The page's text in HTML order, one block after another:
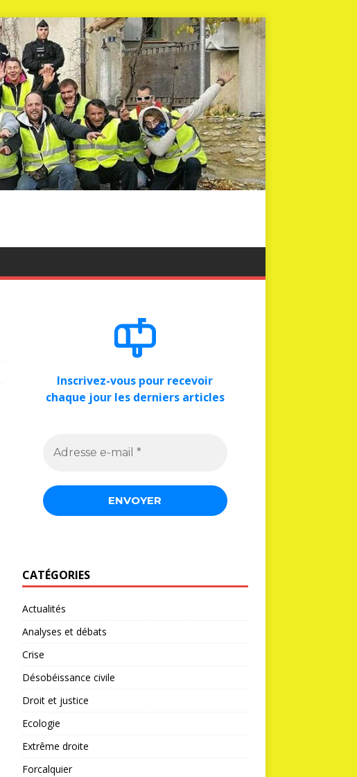
Inscrivez-vous pour recevoir
chaque jour les derniers articles
CATÉGORIES
Actualités
Analyses et débats
Crise
Désobéissance civile
Droit et justice
Ecologie
Extrême droite
Forcalquier